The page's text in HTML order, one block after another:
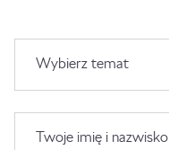
Wybierz temat
Twoje imię i nazwisko